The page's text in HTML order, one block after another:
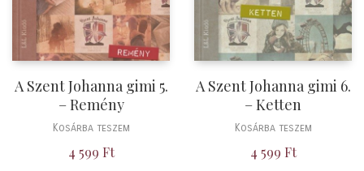
A Szent Johanna gimi 5.
– Remény
Kosárba teszem
4 599 Ft
A Szent Johanna gimi 6.
– Ketten
Kosárba teszem
4 599 Ft